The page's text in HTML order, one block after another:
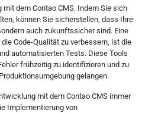
dem Contao CMS. Indem Sie sich
können Sie sicherstellen, dass Ihre
auch zukunftssicher sind. Eine
Code-Qualität zu verbessern, ist die
automatisierten Tests. Diese Tools
frühzeitig zu identifizieren und zu
gelangen.
mit dem Contao CMS immer
Implementierung von